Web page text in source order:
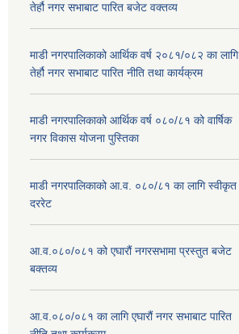
तेर्हौ नगर सभाबाट पारित बजेट वक्तव्य
माडी नगरपालिकाको आर्थिक वर्ष २०८१/०८२ का लागि
तेर्हौ नगर सभाबाट पारित नीति तथा कार्यक्रम
माडी नगरपालिकाको आर्थिक वर्ष ०८०/८१ को वार्षिक
नगर विकास योजना पुस्तिका
माडी नगरपालिकाको आ.व. ०८०/८१ का लागि स्वीकृत
दररेट
आ.व.०८०/०८१ को एघारौं नगरसभामा प्रस्तुत बजेट
बक्तव्य
आ.व.०८०/०८१ का लागि एघारौं नगर सभाबाट पारित